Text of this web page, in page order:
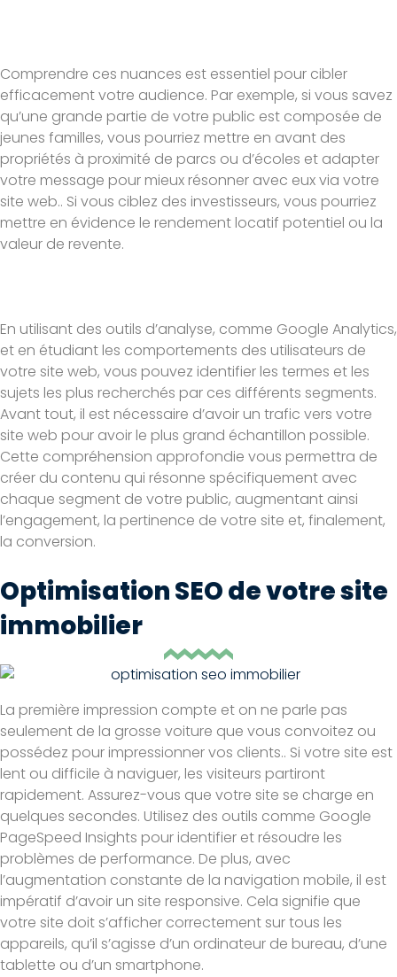
Comprendre ces nuances est essentiel pour cibler
efficacement votre audience. Par exemple, si vous savez
qu’une grande partie de votre public est composée de
jeunes familles, vous pourriez mettre en avant des
propriétés à proximité de parcs ou d’écoles et adapter
votre message pour mieux résonner avec eux via votre
site web.. Si vous ciblez des investisseurs, vous pourriez
mettre en évidence le rendement locatif potentiel ou la
valeur de revente.
En utilisant des outils d’analyse, comme Google Analytics,
et en étudiant les comportements des utilisateurs de
votre site web, vous pouvez identifier les termes et les
sujets les plus recherchés par ces différents segments.
Avant tout, il est nécessaire d’avoir un trafic vers votre
site web pour avoir le plus grand échantillon possible.
Cette compréhension approfondie vous permettra de
créer du contenu qui résonne spécifiquement avec
chaque segment de votre public, augmentant ainsi
l’engagement, la pertinence de votre site et, finalement,
la conversion.
Optimisation SEO de votre site
immobilier
La première impression compte et on ne parle pas
seulement de la grosse voiture que vous convoitez ou
possédez pour impressionner vos clients.. Si votre site est
lent ou difficile à naviguer, les visiteurs partiront
rapidement. Assurez-vous que votre site se charge en
quelques secondes. Utilisez des outils comme Google
PageSpeed Insights pour identifier et résoudre les
problèmes de performance. De plus, avec
l’augmentation constante de la navigation mobile, il est
impératif d’avoir un site responsive. Cela signifie que
votre site doit s’afficher correctement sur tous les
appareils, qu’il s’agisse d’un ordinateur de bureau, d’une
tablette ou d’un smartphone.